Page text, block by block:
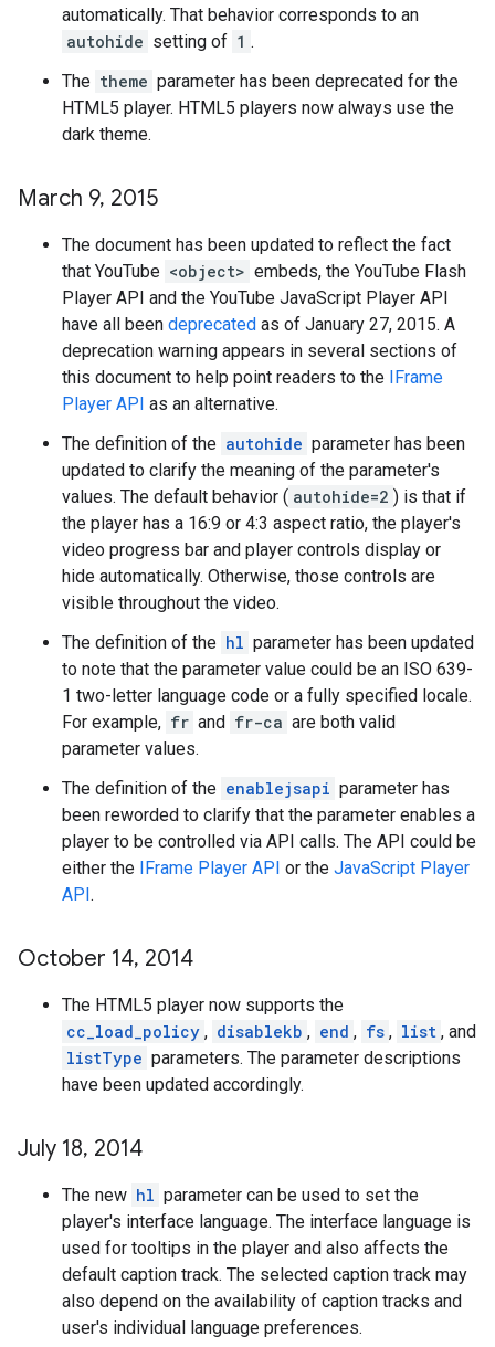
automatically. That behavior corresponds to an
autohide setting of 1 .
The theme parameter has been deprecated for the
HTML5 player. HTML5 players now always use the
dark theme.
March 9, 2015
The document has been updated to reflect the fact
that YouTube <object> embeds, the YouTube Flash
Player API and the YouTube JavaScript Player API
have all been deprecated as of January 27, 2015. A
deprecation warning appears in several sections of
this document to help point readers to the IFrame
Player API as an alternative.
The definition of the autohide parameter has been
updated to clarify the meaning of the parameter's
values. The default behavior ( autohide=2 ) is that if
the player has a 16:9 or 4:3 aspect ratio, the player's
video progress bar and player controls display or
hide automatically. Otherwise, those controls are
visible throughout the video.
The definition of the hl parameter has been updated
to note that the parameter value could be an ISO 639-
1 two-letter language code or a fully specified locale.
For example, fr and fr-ca are both valid
parameter values.
The definition of the enablejsapi parameter has
been reworded to clarify that the parameter enables a
player to be controlled via API calls. The API could be
either the IFrame Player API or the JavaScript Player
API.
October 14, 2014
The HTML5 player now supports the
cc_load_policy , disablekb , end , fs , list , and
listType parameters. The parameter descriptions
have been updated accordingly.
July 18, 2014
The new hl parameter can be used to set the
player's interface language. The interface language is
used for tooltips in the player and also affects the
default caption track. The selected caption track may
also depend on the availability of caption tracks and
user's individual language preferences.